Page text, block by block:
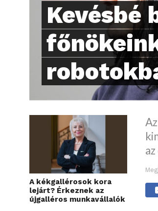
Kevésbé
A kékgallérosok kora
lejárt? Érkeznek az
újgalléros munkavállalók